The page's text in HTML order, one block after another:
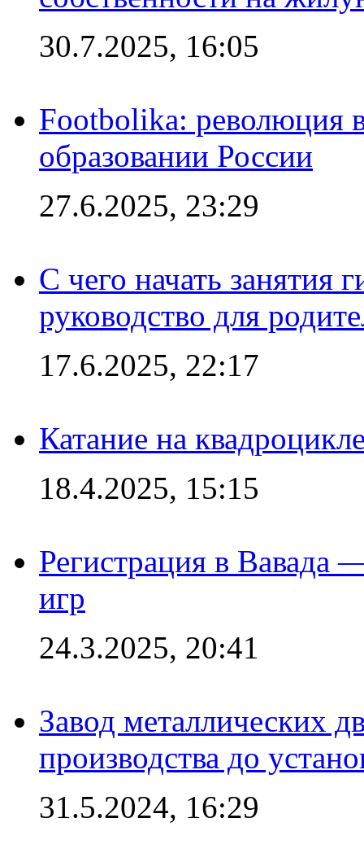
30.7.2025, 16:05
Footbolika: революция
образовании России
27.6.2025, 23:29
С чего начать занятия
руководство для
17.6.2025, 22:17
Катание на
18.4.2025, 15:15
Регистрация в Вавада
игр
24.3.2025, 20:41
Завод металлических
производства до
31.5.2024, 16:29